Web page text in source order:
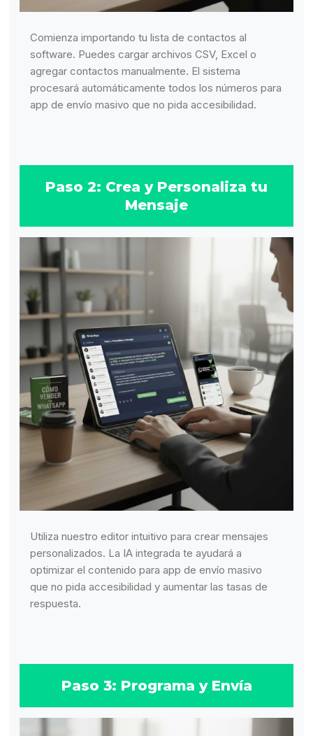
Comienza importando tu lista de contactos al
software. Puedes cargar archivos CSV, Excel o
agregar contactos manualmente. El sistema
procesará automáticamente todos los números para
app de envío masivo que no pida accesibilidad.
Paso 2: Crea y Personaliza tu
Mensaje
Utiliza nuestro editor intuitivo para crear mensajes
personalizados. La IA integrada te ayudará a
optimizar el contenido para app de envío masivo
que no pida accesibilidad y aumentar las tasas de
respuesta.
Paso 3: Programa y Envía